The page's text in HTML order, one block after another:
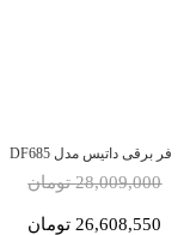
فر برقی داتیس مدل DF685
28,009,000 تومان
26,608,550 تومان